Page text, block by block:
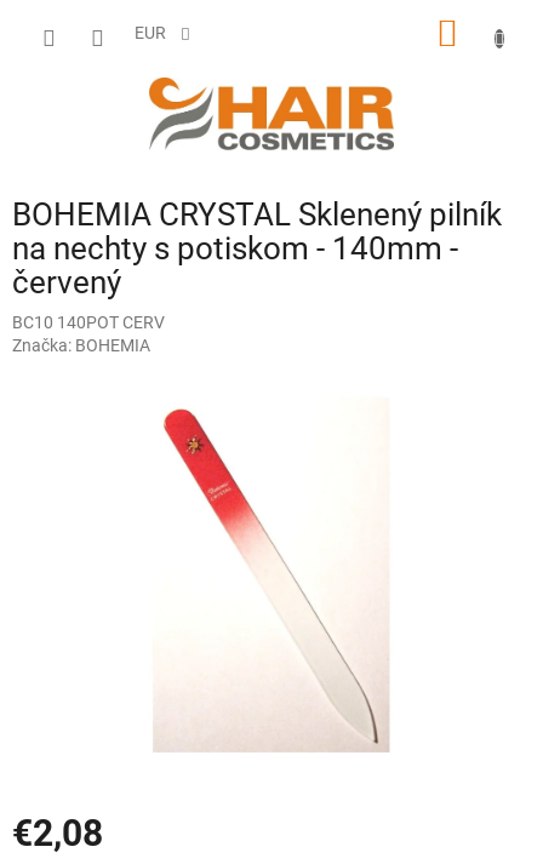
EUR
BOHEMIA CRYSTAL Sklenený pilník
na nechty s potiskom - 140mm -
červený
BC10 140POT CERV
Značka: BOHEMIA
€2,08